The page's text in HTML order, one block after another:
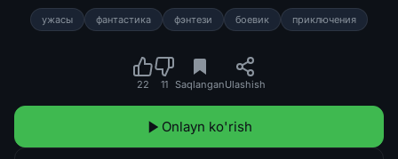
ужасы фантастика фэнтези боевик приключения
22 11 SaqlanganUlashish
Onlayn ko'rish